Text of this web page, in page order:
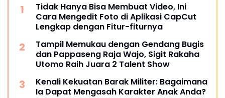
Tidak Hanya Bisa Membuat Video, Ini
Cara Mengedit Foto di Aplikasi CapCut
Lengkap dengan Fitur-fiturnya
Tampil Memukau dengan Gendang Bugis
dan Pappaseng Raja Wajo, Sigit Rakaha
Utomo Raih Juara 2 Talent Show
Kenali Kekuatan Barak Militer: Bagaimana
Ia Dapat Mengasah Karakter Anak Anda?